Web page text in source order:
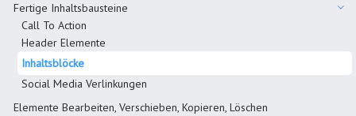
Fertige Inhaltsbausteine
Call To Action
Header Elemente
Inhaltsblöcke
Social Media Verlinkungen
Elemente Bearbeiten, Verschieben, Kopieren, Löschen